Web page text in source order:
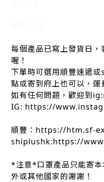
每個產品已寫上發貨日
喔！
下單時可選用順豐速遞
點或寄到府上也可以，運
如有任何問題，歡迎到
IG: https://
順豐：https://htm.sf-
shiplushk:https://
*注意*口罩產品只能寄
外或其他國家的謝謝！